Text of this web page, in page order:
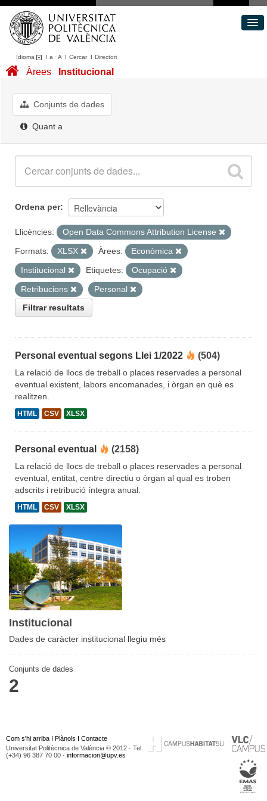
Idioma I a ·A I CercarI Directori
Conjunts de dades
Quant a
Àrees Institucional
Conjunts de dades
Quant a
Ordena per
Llicències:
Open Data Commons Attribution License
Formats:
XLSX Àrees:
Econòmica
Institucional
Etiquetes:
Ocupació
Retribucions
Personal
Filtrar resultats
Personal eventual segons Llei 1/2022 (504)
La relació de llocs de treball o places reservades a personal
eventual existent, labors encomanades, i òrgan en què es
realitzen.
HTML CSV XLSX
Personal eventual (2158)
La relació de llocs de treball o places reservades a personal
eventual, entitat, centre directiu o òrgan al qual es troben
adscrits i retribució íntegra anual.
HTML CSV XLSX
Institucional
Dades de caràcter institucional llegiu més
Conjunts de dades
2
Com s'hi arriba I Plànols I Contacte
Universitat Politècnica de València © 2012 · Tel.
(+34) 96 387 70 00 · informacion@upv.es